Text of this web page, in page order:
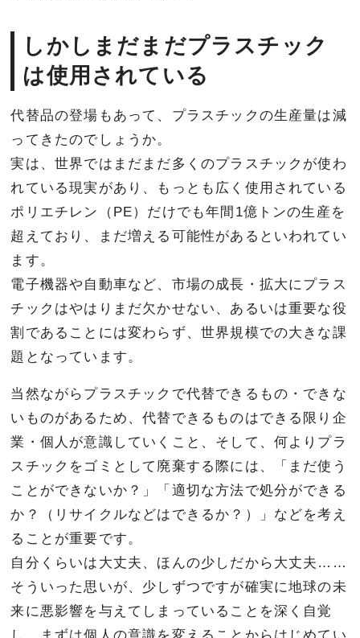
しかしまだまだプラスチック
は使用されている
代替品の登場もあって、プラスチックの生産量は減
ってきたのでしょうか。
実は、世界ではまだまだ多くのプラスチックが使わ
れている現実があり、もっとも広く使用されている
ポリエチレン（PE）だけでも年間1億トンの生産を
超えており、まだ増える可能性があるといわれてい
ます。
電子機器や自動車など、市場の成長・拡大にプラス
チックはやはりまだ欠かせない、あるいは重要な役
割であることには変わらず、世界規模での大きな課
題となっています。
当然ながらプラスチックで代替できるもの・できな
いものがあるため、代替できるものはできる限り企
業・個人が意識していくこと、そして、何よりプラ
スチックをゴミとして廃棄する際には、「まだ使う
ことができないか？」「適切な方法で処分ができる
か？（リサイクルなどはできるか？）」などを考え
ることが重要です。
自分くらいは大丈夫、ほんの少しだから大丈夫……
そういった思いが、少しずつですが確実に地球の未
来に悪影響を与えてしまっていることを深く自覚
し、まずは個人の意識を変えることからはじめてい